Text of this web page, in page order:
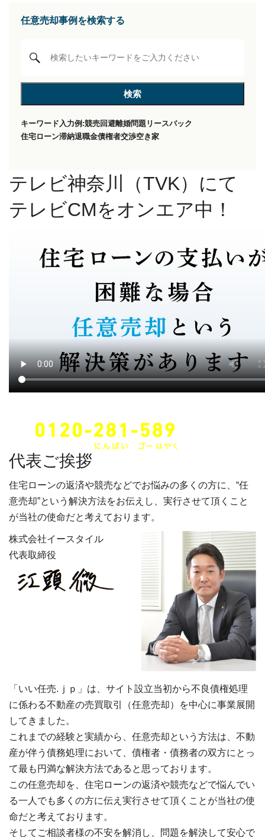
任意売却事例を検索する
キーワード入力例:競売回避離婚問題 リースバック
住宅ローン滞納退職金債権者交渉空き家
テレビ神奈川（TVK）にて
テレビCMをオンエア中！
代表ご挨拶
住宅ローンの返済や競売などでお悩みの多くの方に、“任
意売却”という解決方法をお伝えし、実行させて頂くこと
が当社の使命だと考えております。
株式会社イースタイル
代表取締役
「いい任売.ｊｐ」は、サイト設立当初から不良債権処理
に係わる不動産の売買取引（任意売却）を中心に事業展開
してきました。
これまでの経験と実績から、任意売却という方法は、不動
産が伴う債務処理において、債権者・債務者の双方にとっ
て最も円満な解決方法であると思っております。
この任意売却を、住宅ローンの返済や競売などで悩んでい
る一人でも多くの方に伝え実行させて頂くことが当社の使
命だと考えております。
そしてご相談者様の不安を解消し、問題を解決して安心で